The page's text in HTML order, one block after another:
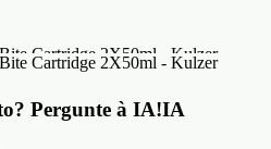
Pergunte à IA!IA